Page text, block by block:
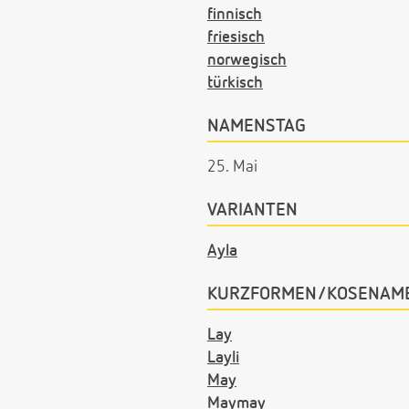
finnisch
friesisch
norwegisch
türkisch
NAMENSTAG
25. Mai
VARIANTEN
Ayla
KURZFORMEN/
Lay
Layli
May
Maymay